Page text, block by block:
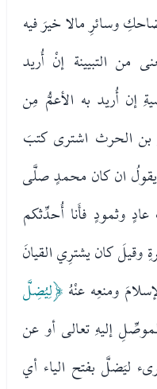
وسائرِ مالا خيرَ فيه
من التبيينة إنْ أُريد
إن أُريد به الأعمُّ مِن
بن الحرث اشترى كتبَ
ان كان محمدٍ صلَّى
وثمودٍ فأَنا أُحدِّثكم
وقيلَ كان يشترِي القيانَ
ومنعِه عنْهُ ﴿لِيُضِلَّ
إليهِ تعالى أو عن
ليَضلَّ بفتح الياء أي